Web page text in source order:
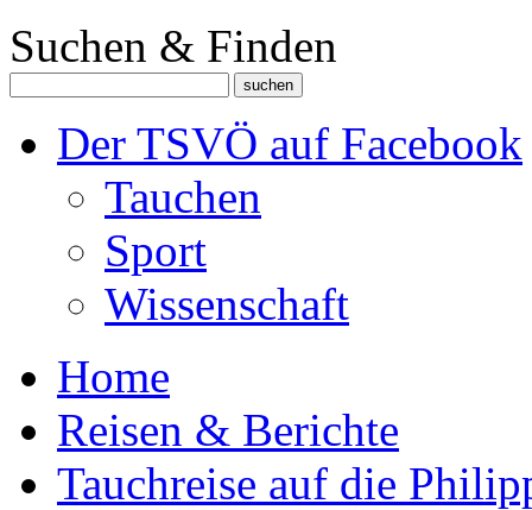
Suchen & Finden
Der TSVÖ auf Facebook
Tauchen
Sport
Wissenschaft
Home
Reisen & Berichte
Tauchreise auf die